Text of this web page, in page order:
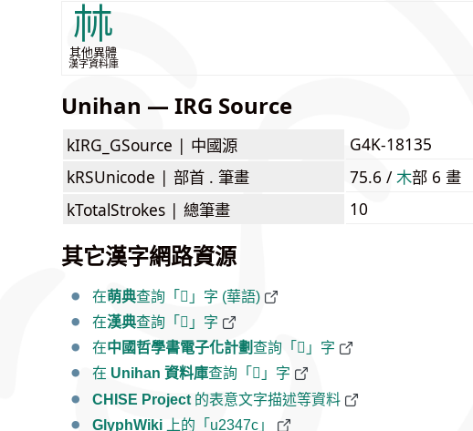
𣏟
其他異體
漢字資料庫
Unihan — IRG Source
kIRG_GSource | 中國源
G4K-18135
kRSUnicode | 部首 . 筆畫 75.6 /⽊部 6 畫
kTotalStrokes | 總筆畫 10
其它漢字網路資源
在萌典查詢「𣑼」字 (華語)
在漢典查詢「𣑼」字
在中國哲學書電子化計劃 查詢「𣑼」字
在 Unihan 資料庫查詢「𣑼」字
CHISE Project 的表意文字描述等資料
GlyphWiki 上的「u2347c」